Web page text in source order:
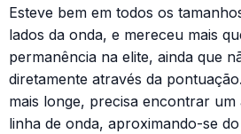
Esteve bem em todos os
lados da onda, e mereceu mais
permanência na elite, ainda que
diretamente através da
mais longe, precisa encontrar um
linha de onda, aproximando-se